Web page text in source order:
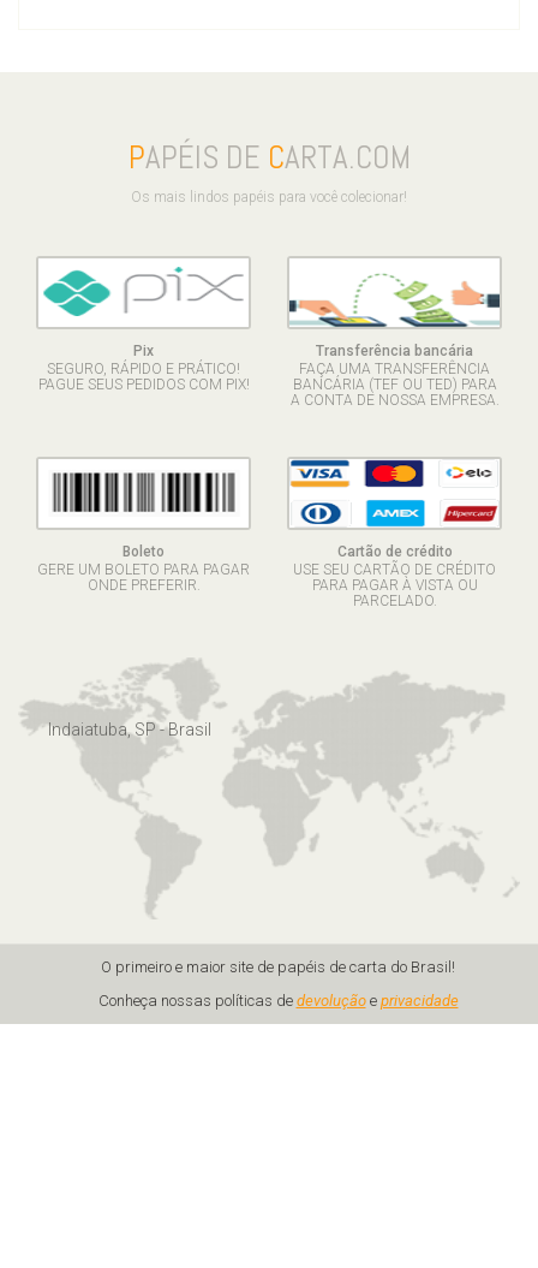
PAPÉIS DE CARTA.COM
Os mais lindos papéis para você colecionar!
Pix
SEGURO, RÁPIDO E PRÁTICO!
PAGUE SEUS PEDIDOS COM PIX!
Transferência bancária
FAÇA UMA TRANSFERÊNCIA
BANCÁRIA (TEF OU TED) PARA
A CONTA DE NOSSA EMPRESA.
Boleto
GERE UM BOLETO PARA PAGAR
ONDE PREFERIR.
Cartão de crédito
USE SEU CARTÃO DE CRÉDITO
PARA PAGAR À VISTA OU
PARCELADO.
Indaiatuba, SP - Brasil
O primeiro e maior site de papéis de carta do Brasil!
Conheça nossas políticas de devoluçãoe privacidade